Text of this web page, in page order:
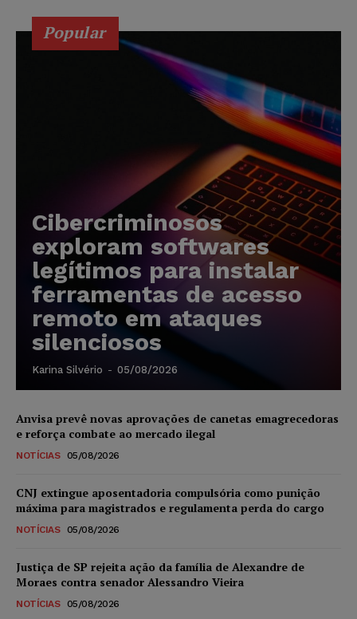
Popular
Cibercriminosos
exploram softwares
legítimos para instalar
ferramentas de acesso
remoto em ataques
silenciosos
Karina Silvério - 05/08/2026
Anvisa prevê novas aprovações de canetas emagrecedoras
e reforça combate ao mercado ilegal
NOTÍCIAS 05/08/2026
CNJ extingue aposentadoria compulsória como punição
máxima para magistrados e regulamenta perda do cargo
NOTÍCIAS 05/08/2026
Justiça de SP rejeita ação da família de Alexandre de
Moraes contra senador Alessandro Vieira
NOTÍCIAS 05/08/2026